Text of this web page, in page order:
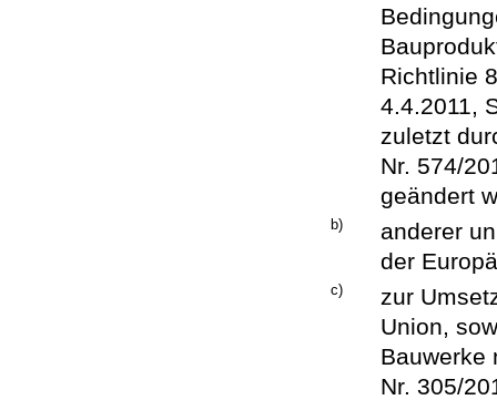
Richtlinie
4.4.2011,
zuletzt
Nr. 574/
geändert
b)
anderer
der
c)
zur
Union,
Bauwerke
Nr. 305/